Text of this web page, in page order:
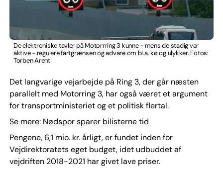
De elektroniske tavler på Motorrring 3 kunne - mens de stadig var
aktive - regulere fartgrænsen og advare om bl.a. kø og ulykker. Fotos:
Torben Arent
Det langvarige vejarbejde på Ring 3, der går næsten
parallelt med Motorring 3, har også været et argument
for transportministeriet og et politisk flertal.
Se mere: Nødspor sparer bilisterne tid
Pengene, 6,1 mio. kr. årligt, er fundet inden for
Vejdirektoratets eget budget, idet udbuddet af
vejdriften 2018-2021 har givet lave priser.